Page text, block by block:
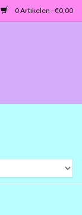
0 Artikelen - €0,00